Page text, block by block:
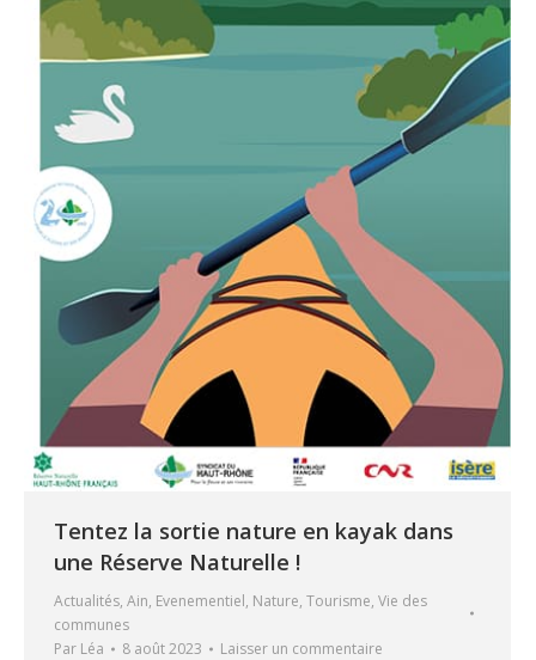
Tentez la sortie nature en kayak dans
une Réserve Naturelle !
Actualités, Ain, Evenementiel, Nature, Tourisme, Vie des
communes
Par Léa 8 août 2023 Laisser un commentaire